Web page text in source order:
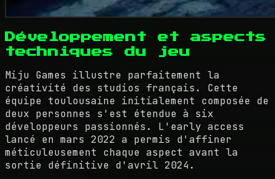
Développement et aspects
techniques du jeu
Miju Games illustre parfaitement la
créativité des studios français. Cette
équipe toulousaine initialement composée de
deux personnes s'est étendue à six
développeurs passionnés. L'early access
lancé en mars 2022 a permis d'affiner
méticuleusement chaque aspect avant la
sortie définitive d'avril 2024.